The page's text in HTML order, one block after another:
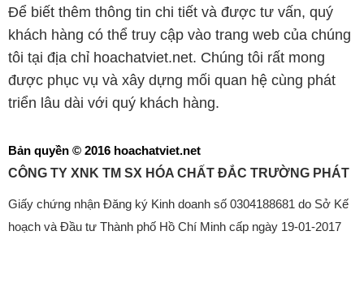
Để biết thêm thông tin chi tiết và được tư vấn, quý
khách hàng có thể truy cập vào trang web của chúng
tôi tại địa chỉ hoachatviet.net. Chúng tôi rất mong
được phục vụ và xây dựng mối quan hệ cùng phát
triển lâu dài với quý khách hàng.
Bản quyền © 2016 hoachatviet.net
CÔNG TY XNK TM SX HÓA CHẤT ĐẮC TRƯỜNG PHÁT
Giấy chứng nhận Đăng ký Kinh doanh số 0304188681 do Sở Kế
hoạch và Đầu tư Thành phố Hồ Chí Minh cấp ngày 19-01-2017